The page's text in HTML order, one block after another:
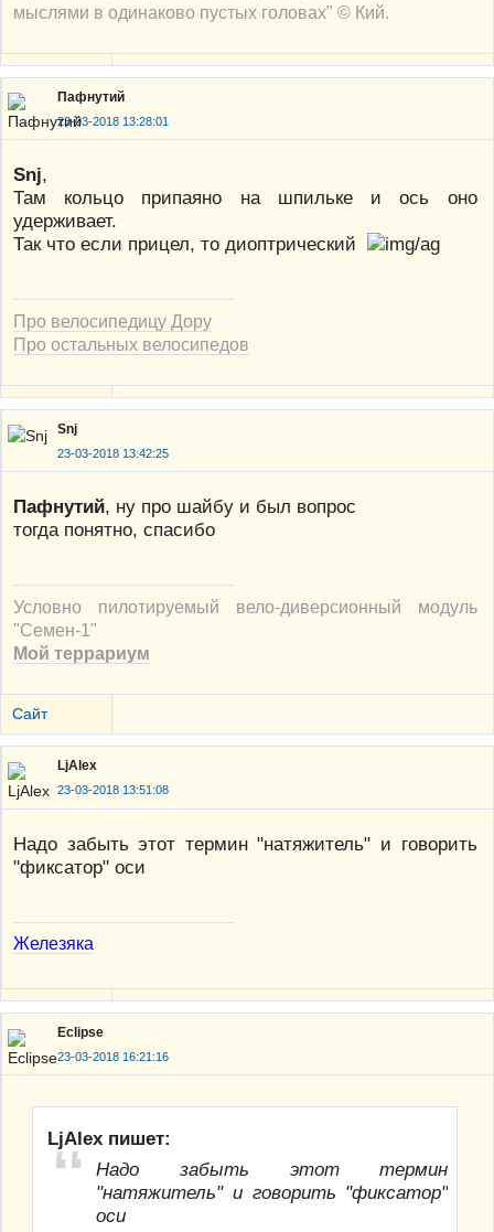
мыслями в одинаково пустых головах" © Кий.
Пафнутий
23-03-2018 13:28:01
Snj,
Там кольцо припаяно на шпильке и ось оно
удерживает.
Так что если прицел, то диоптрический
Про велосипедицу Дору
Про остальных велосипедов
Snj
23-03-2018 13:42:25
Пафнутий, ну про шайбу и был вопрос
тогда понятно, спасибо
Условно пилотируемый вело-диверсионный модуль
"Семен-1"
Мой террариум
Сайт
LjAlex
23-03-2018 13:51:08
Надо забыть этот термин "натяжитель" и говорить
"фиксатор" оси
Железяка
Eclipse
23-03-2018 16:21:16
LjAlex пишет:
Надо забыть этот термин
"натяжитель" и говорить "фиксатор"
оси